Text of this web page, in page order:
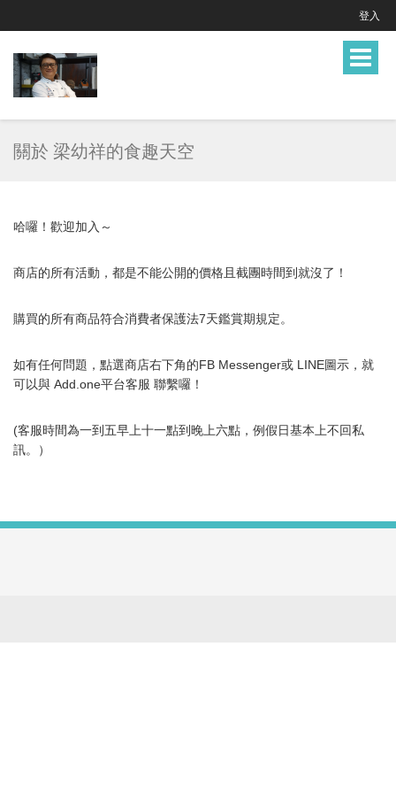
登入
Toggle
關於 梁幼祥的食趣天空
哈囉！歡迎加入～
商店的所有活動，都是不能公開的價格且截團時間到就沒了！
購買的所有商品符合消費者保護法7天鑑賞期規定。
如有任何問題，點選商店右下角的FB Messenger或 LINE圖示，就
可以與 Add.one平台客服 聯繫囉！
(客服時間為一到五早上十一點到晚上六點，例假日基本上不回私
訊。）